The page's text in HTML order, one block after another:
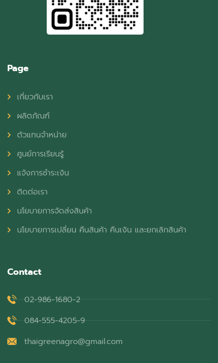
Page
เกี่ยวกับเรา
ผลิตภัณฑ์
ตัวแทนจำหน่าย
ศูนย์การเรียนรู้
แจ้งการชำระเงิน
ติดต่อเรา
นโยบายการจัดส่งสินค้า
นโยบายการเปลี่ยน คืนสินค้า คืนเงิน และยกเลิกสินค้า
Contact
02-986-1680-2
084-555-4205-9
thaigreenagro@gmail.com